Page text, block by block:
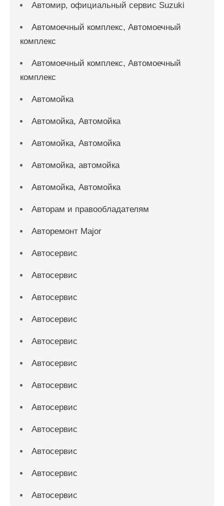
Автомир, официальный сервис Suzuki
Автомоечный комплекс, Автомоечный
комплекс
Автомоечный комплекс, Автомоечный
комплекс
Автомойка
Автомойка, Автомойка
Автомойка, Автомойка
Автомойка, автомойка
Автомойка, Автомойка
Авторам и правообладателям
Авторемонт Major
Автосервис
Автосервис
Автосервис
Автосервис
Автосервис
Автосервис
Автосервис
Автосервис
Автосервис
Автосервис
Автосервис
Автосервис